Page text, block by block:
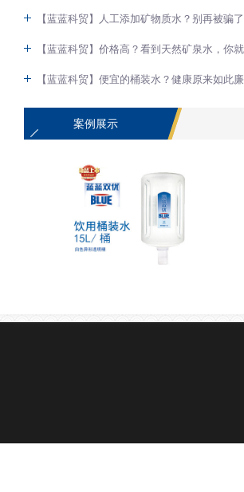
【蓝蓝科贸】人工添加矿物质水？别再被骗了
【蓝蓝科贸】价格高？看到天然矿泉水，你就
【蓝蓝科贸】便宜的桶装水？健康原来如
案例展示